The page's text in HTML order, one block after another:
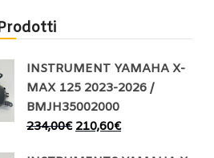
INSTRUMENT YAMAHA X-
MAX 125 2023-2026 /
BMJH35002000
234,00€ 210,60€